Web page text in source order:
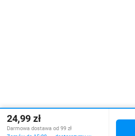
24,99 zł
Darmowa dostawa od 99 zł